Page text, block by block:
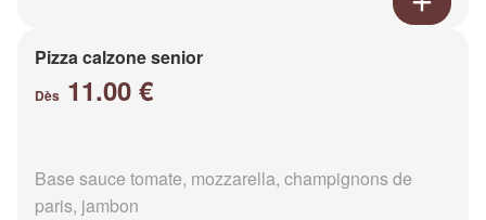
Pizza calzone senior
Dès 11.00 €
Base sauce tomate, mozzarella, champignons de
paris, jambon